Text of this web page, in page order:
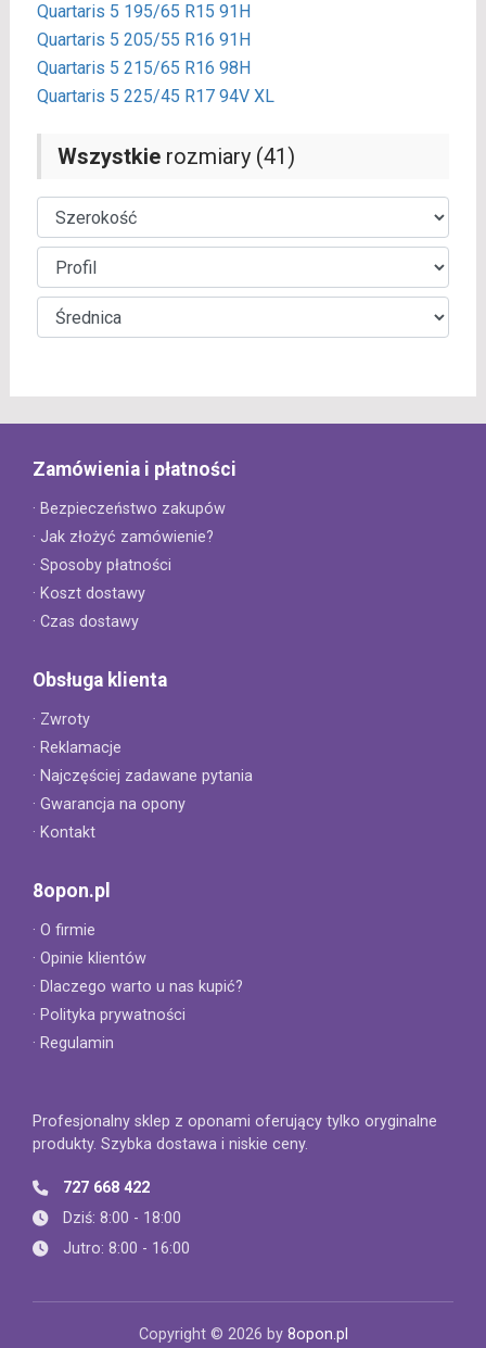
Quartaris 5 195/65 R15 91H
Quartaris 5 205/55 R16 91H
Quartaris 5 215/65 R16 98H
Quartaris 5 225/45 R17 94V XL
Wszystkierozmiary (41)
Zamówienia i płatności
· Bezpieczeństwo zakupów
· Jak złożyć zamówienie?
· Sposoby płatności
· Koszt dostawy
· Czas dostawy
Obsługa klienta
· Zwroty
· Reklamacje
· Najczęściej zadawane pytania
· Gwarancja na opony
· Kontakt
8opon.pl
· O firmie
· Opinie klientów
· Dlaczego warto u nas kupić?
· Polityka prywatności
· Regulamin
Profesjonalny sklep z oponami oferujący tylko oryginalne
produkty. Szybka dostawa i niskie ceny.
727 668 422
Dziś: 8:00 - 18:00
Jutro: 8:00 - 16:00
Copyright © 2026 by 8opon.pl